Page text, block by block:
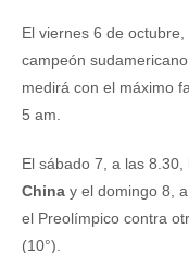
El viernes 6 de
campeón
medirá con el máximo
5 am.
El sábado 7, a las
China y el domingo 8,
el Preolímpico contra
(10°).